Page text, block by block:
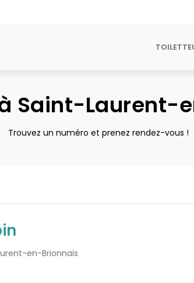
Saint-Laurent-
Trouvez un numéro et prenez rendez-vous !
en-Brionnais